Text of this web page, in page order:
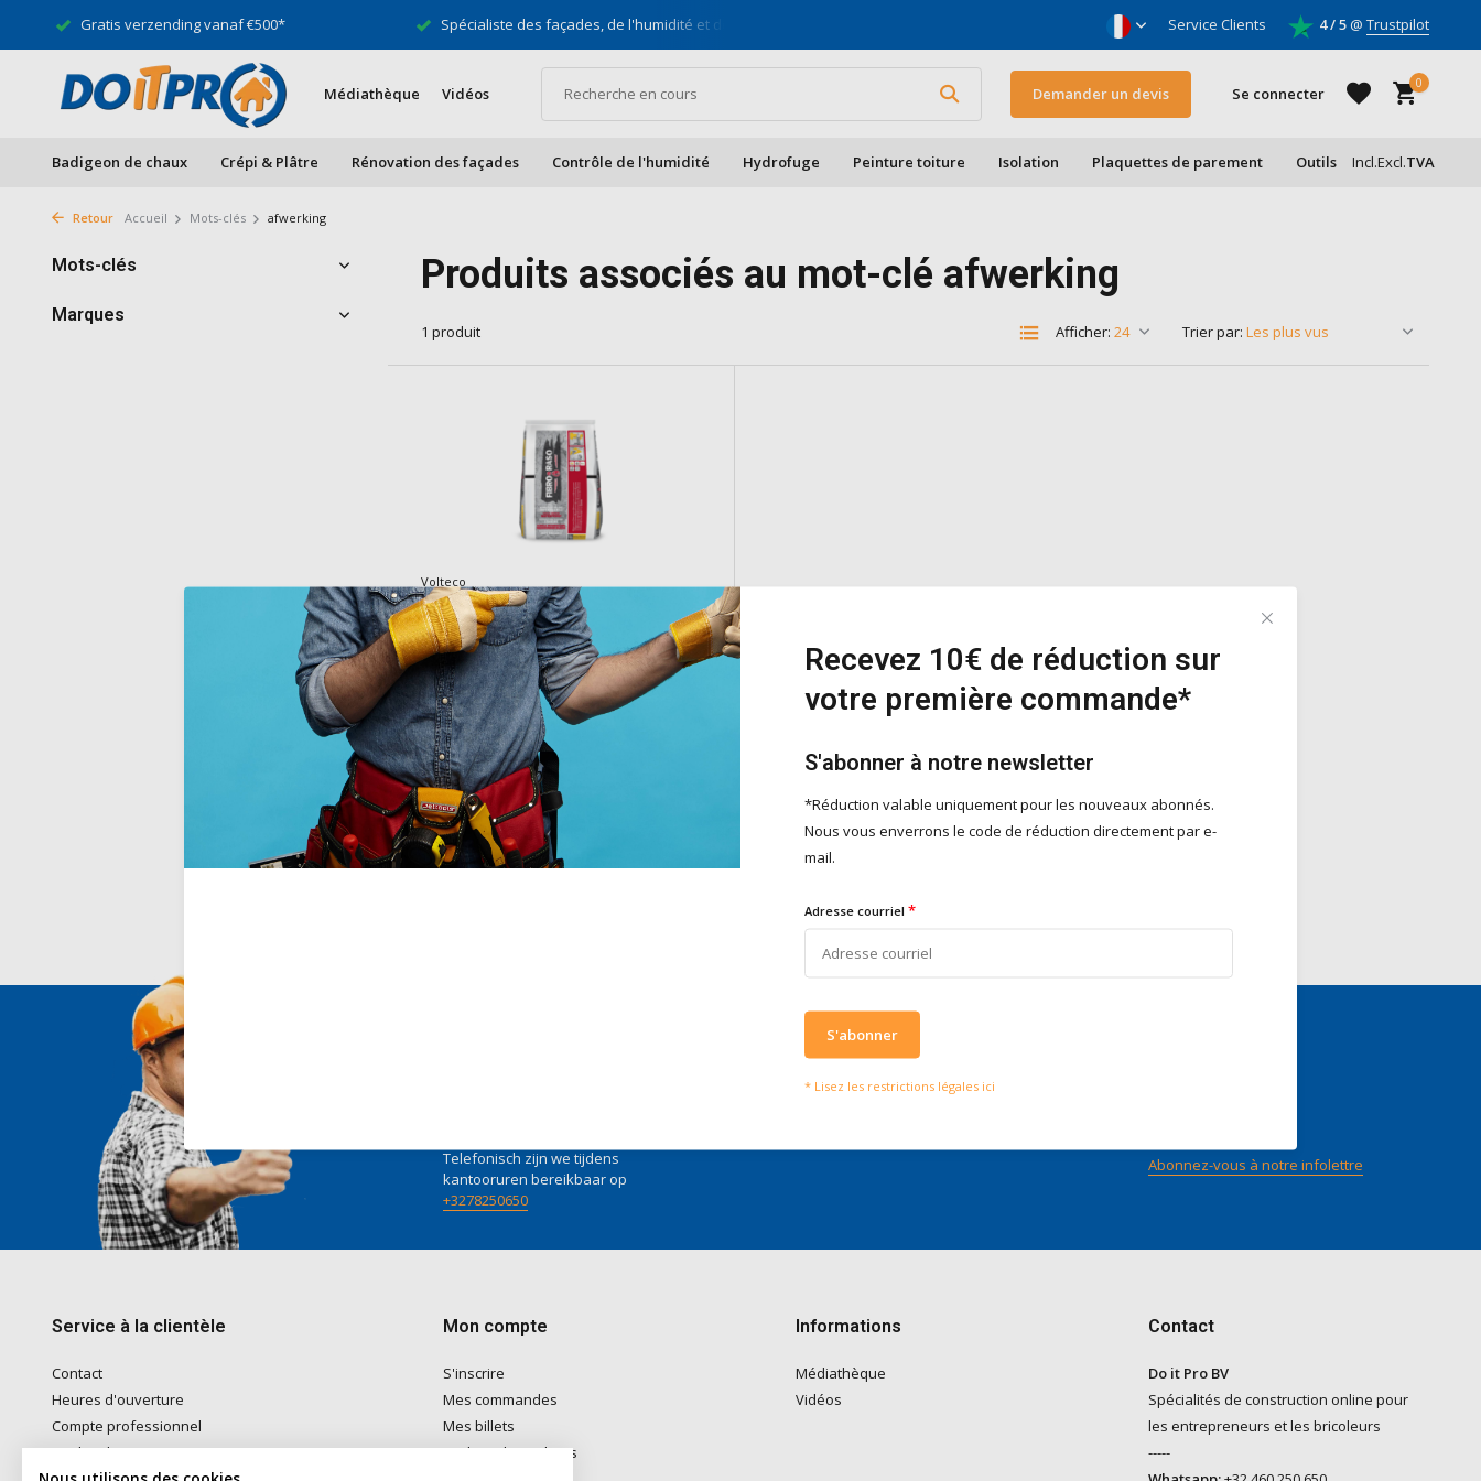
Gratis verzending vanaf €500* Spécialiste des façades, de l'humidité et des toits Pour bricoleurs & entrepreneurs Service Clients 4 / 5@ Trustpilot
Médiathèque Vidéos Demander un devis Se connecter
0
Badigeon de chaux Crépi & Plâtre Rénovation des façades Contrôle de l'humidité Hydrofuge Peinture toiture Isolation Plaquettes de parement Outils Incl.Excl.TVA
Retour Accueil Mots-clés afwerking
Mots-clés
Marques
Produits associés au mot-clé afwerking
1 produit Afficher: Trier par:
Volteco
FIBROeRASO
FIBROeRASO est un mortier polyvalent idéal
pour les réparations structurelles, le
nivellement et la protection des surfaces en
béton.
Deliverytime
€29,50
Incl. TVA
Ajouter
Telefonisch zijn we tijdens
kantooruren bereikbaar op
+3278250650
Abonnez-vous à notre infolettre
Service à la clientèle
Contact
Heures d'ouverture
Compte professionnel
Modes de paiement
Mon compte
S'inscrire
Mes commandes
Mes billets
Ma liste de souhaits
Informations
Médiathèque
Vidéos
Contact
Do it Pro BV
Spécialités de construction online pour
les entrepreneurs et les bricoleurs
-----
Recevez 10€ de réduction sur
votre première commande*
S'abonner à notre newsletter
*Réduction valable uniquement pour les nouveaux abonnés.
Nous vous enverrons le code de réduction directement par e-
mail.
Adresse courriel *
S'abonner
* Lisez les restrictions légales ici